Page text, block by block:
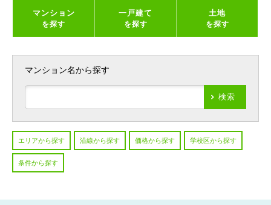
マンション
を探す
一戸建て
を探す
土地
を探す
マンション名から探す
検索
エリアから探す 沿線から探す 価格から探す 学校区から探す
条件から探す